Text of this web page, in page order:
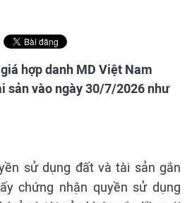
hợp danh MD Việt Nam
sản vào ngày 30/7/2026 như
sử dụng đất và tài sản gắn
chứng nhận quyền sử dụng